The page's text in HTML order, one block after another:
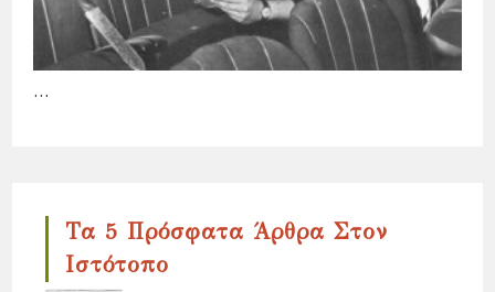
…
Τα 5 Πρόσφατα Άρθρα Στον
Ιστότοπο